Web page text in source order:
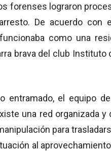
forenses lograron
De acuerdo con
como una
brava del club
entramado,el equipo de
una red organizada
para
al